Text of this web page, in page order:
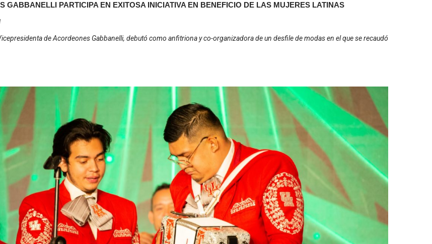
GABBANELLI PARTICIPA EN EXITOSA INICIATIVA EN BENEFICIO DE LAS MUJERES LATINAS
de Acordeones Gabbanelli, debutó como anfitriona y co-organizadora de un desfile de modas en el que se recaudó